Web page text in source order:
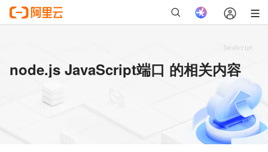
node.js JavaScript端口 的相关内容